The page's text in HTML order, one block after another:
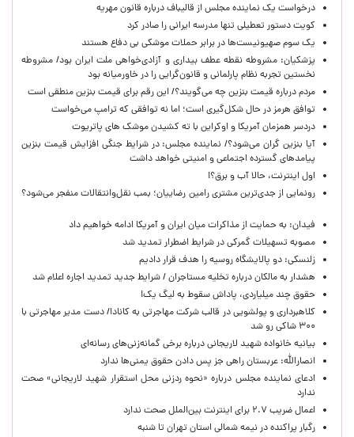
درخواست یک نماینده مجلس از قالیباف درباره قانون مهریه
کویت دستور تعطیلی تنها مدرسه ایرانی را صادر کرد
یک‌ سوم صهیونیست‌ها در برابر حملات موشکی بی دفاع هستند
پزشکیان: مشروطه نقطه عطف بیداری و آزادی‌خواهی ملت ایران بود/ مشروطه
نخستین تجربه نظام پارلمانی و قانون‌گرایی را در خاورمیانه بود
مردم درباره قیمت بنزین چه می‌گویند؟/ این رقم برای قیمت بنزین منطقی است
توافق هرمز در حال شکل‌گیری است؛ اما نه توافقی که ترامپ می‌خواست
دردسر همزمان آمریکا و اوکراین با ته کشیدن موشک های پاتریوت
آیا بنزین گران می‌شود؟/ نماینده مجلس: در شرایط جنگی افزایش قیمت بنزین
پیامدهای گسترده اجتماعی و امنیتی خواهد داشت
اول اینترنت، حالا آب و برق؟!
رونمایی از جدی‌ترین مشتری رامین رضاییان؛ بمب نقل‌وانتقالات منفجر می‌شود؟
فیدان: به حمایت از مذاکرات میان ایران و آمریکا ادامه خواهیم داد
مصوبه تسهیلات گمرکی در شرایط اضطرار تمدید شد
زلنسکی: دو پالایشگاه روسیه را هدف قرار دادیم
هشدار به مالکان درباره تخلیه مستاجران / شرایط جدید تمدید اجاره اعلام شد
حقوق چند میلیاردی، پاداش سقوط به لیگ یک!
کلاهبرداری و پولشویی در قالب شرکت مهاجرتی به کانادا/ دست مدیر مهاجرتی با
۳۰۰ شاکی رو شد
بیانیه خانواده شهید لاریجانی درباره برخی گمانه‌زنی‌های رسانه‌ای
انصارالله: عربستان راهی جز پس دادن حقوق یمنی‌ها ندارد
ادعای نماینده مجلس درباره «نحوه ردزنی محل استقرار شهید لاریجانی» صحت
ندارد
اعمال ضریب ۲.۷ برای اینترنت بین‌الملل صحت ندارد
رگبار پراکنده در نیمه شمالی استان تهران تا شنبه